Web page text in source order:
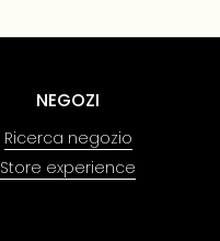
NEGOZI
Ricerca negozio
Store experience